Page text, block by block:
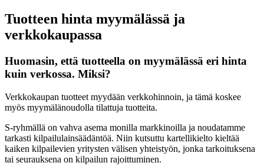
Tuotteen hinta myymälässä ja
verkkokaupassa
Huomasin, että tuotteella on myymälässä eri hinta
kuin verkossa. Miksi?
Verkkokaupan tuotteet myydään verkkohinnoin, ja tämä koskee
myös myymälänoudolla tilattuja tuotteita.
S-ryhmällä on vahva asema monilla markkinoilla ja noudatamme
tarkasti kilpailulainsäädäntöä. Niin kutsuttu kartellikielto kieltää
kaiken kilpailevien yritysten välisen yhteistyön, jonka tarkoituksena
tai seurauksena on kilpailun rajoittuminen.